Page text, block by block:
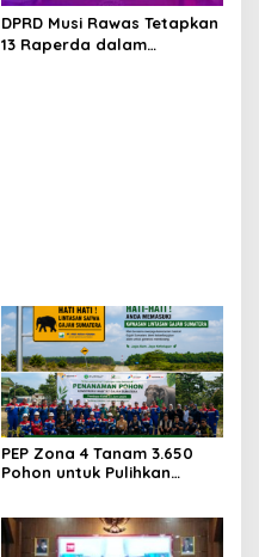
DPRD Musi Rawas Tetapkan
13 Raperda dalam
PEP Zona 4 Tanam 3.650
Pohon untuk Pulihkan